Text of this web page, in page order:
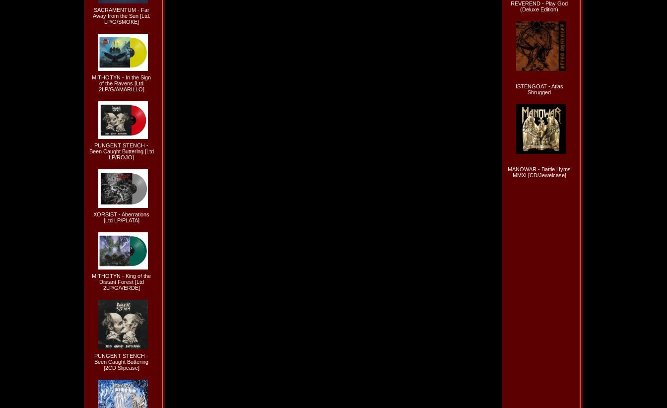
SACRAMENTUM - Far
Away from the Sun [Ltd.
LP/G/SMOKE]
MITHOTYN - In the Sign
of the Ravens [Ltd
2LP/G/AMARILLO]
PUNGENT STENCH -
Been Caught Buttering [Ltd
LP/ROJO]
XORSIST - Aberrations
[Ltd LP/PLATA]
MITHOTYN - King of the
Distant Forest [Ltd
2LP/G/VERDE]
PUNGENT STENCH -
Been Caught Buttering
[2CD Slipcase]
REVEREND - Play God
(Deluxe Edition)
ISTENGOAT - Atlas
Shrugged
MANOWAR - Battle Hyms
MMXI [CD/Jewelcase]